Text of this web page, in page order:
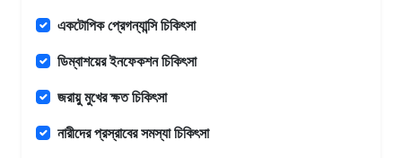
একটোপিক প্রেগন্যান্সি চিকিৎসা
ডিম্বাশয়ের ইনফেকশন চিকিৎসা
জরায়ু মুখের ক্ষত চিকিৎসা
নারীদের প্রস্রাবের সমস্যা চিকিৎসা